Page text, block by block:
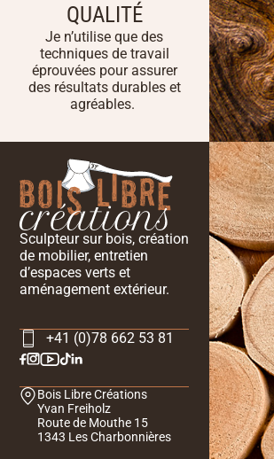
QUALITÉ
Je n’utilise que des
techniques de travail
éprouvées pour assurer
des résultats durables et
agréables.
Sculpteur sur bois, création
de mobilier, entretien
d’espaces verts et
aménagement extérieur.
+41 (0)78 662 53 81
Bois Libre Créations
Yvan Freiholz
Route de Mouthe 15
1343 Les Charbonnières